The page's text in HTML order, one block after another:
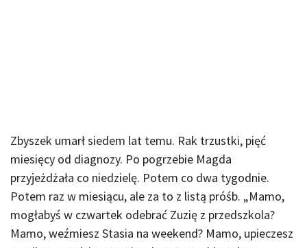
Zbyszek umarł siedem lat temu. Rak trzustki, pięć
miesięcy od diagnozy. Po pogrzebie Magda
przyjeżdżała co niedzielę. Potem co dwa tygodnie.
Potem raz w miesiącu, ale za to z listą próśb. „Mamo,
mogłabyś w czwartek odebrać Zuzię z przedszkola?
Mamo, weźmiesz Stasia na weekend? Mamo, upieczesz